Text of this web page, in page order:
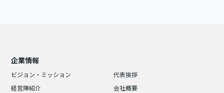
企業情報
ビジョン・ミッション
代表挨拶
経営陣紹介
会社概要